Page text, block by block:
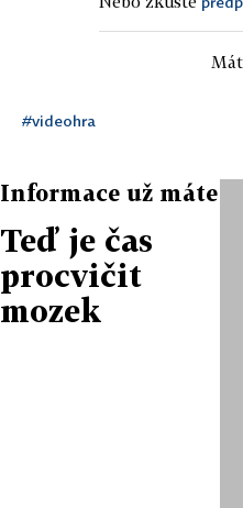
#videohra
Informace už máte
Teď je čas
procvičit
mozek